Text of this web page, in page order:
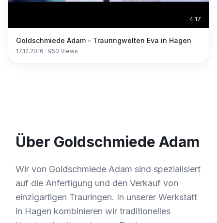
4:17
Goldschmiede Adam - Trauringwelten Eva in Hagen
17.12.2016 · 953 Views
Über Goldschmiede Adam
Wir von Goldschmiede Adam sind spezialisiert
auf die Anfertigung und den Verkauf von
einzigartigen Trauringen. In unserer Werkstatt
in Hagen kombinieren wir traditionelles